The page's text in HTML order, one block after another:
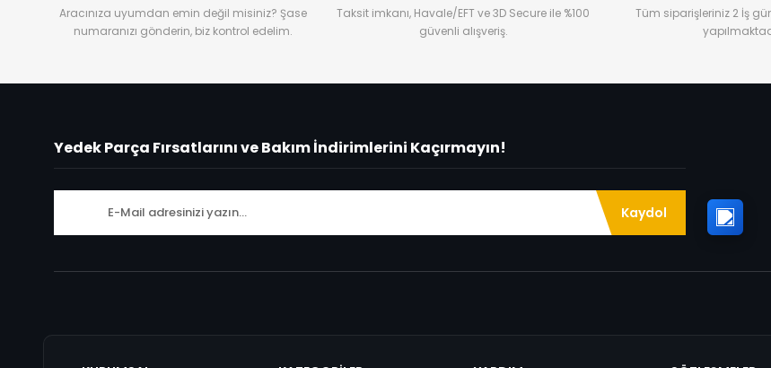
Aracınıza uyumdan emin değil misiniz? Şase
numaranızı gönderin, biz kontrol edelim.
Taksit imkanı, Havale/EFT ve 3D Secure ile %100
güvenli alışveriş.
Tüm siparişleriniz 2 İş
Yedek Parça Fırsatlarını ve Bakım İndirimlerini Kaçırmayın!
Kaydol